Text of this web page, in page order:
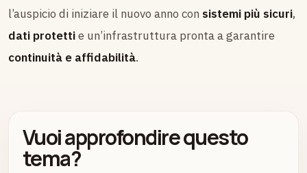
l’auspicio di iniziare il nuovo anno con sistemi più sicuri,
dati protettie un’infrastruttura pronta a garantire
continuità e affidabilità.
Vuoi approfondire questo
tema?